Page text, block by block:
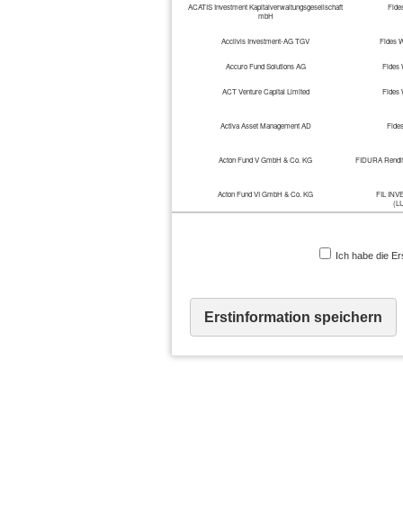
ACATIS Investment Kapitalverwaltungsgesellschaft
mbH
Acclivis Investment-AG TGV Fides
Accuro Fund Solutions AG Fides
ACT Venture Capital Limited Fides
Activa Asset Management AD
Acton Fund V GmbH & Co. KG FIDURA
Acton Fund VI GmbH & Co. KG
FIL
ADCURAM Beteiligungen GmbH & Co. KG
Ich habe die
Erstinformation speichern